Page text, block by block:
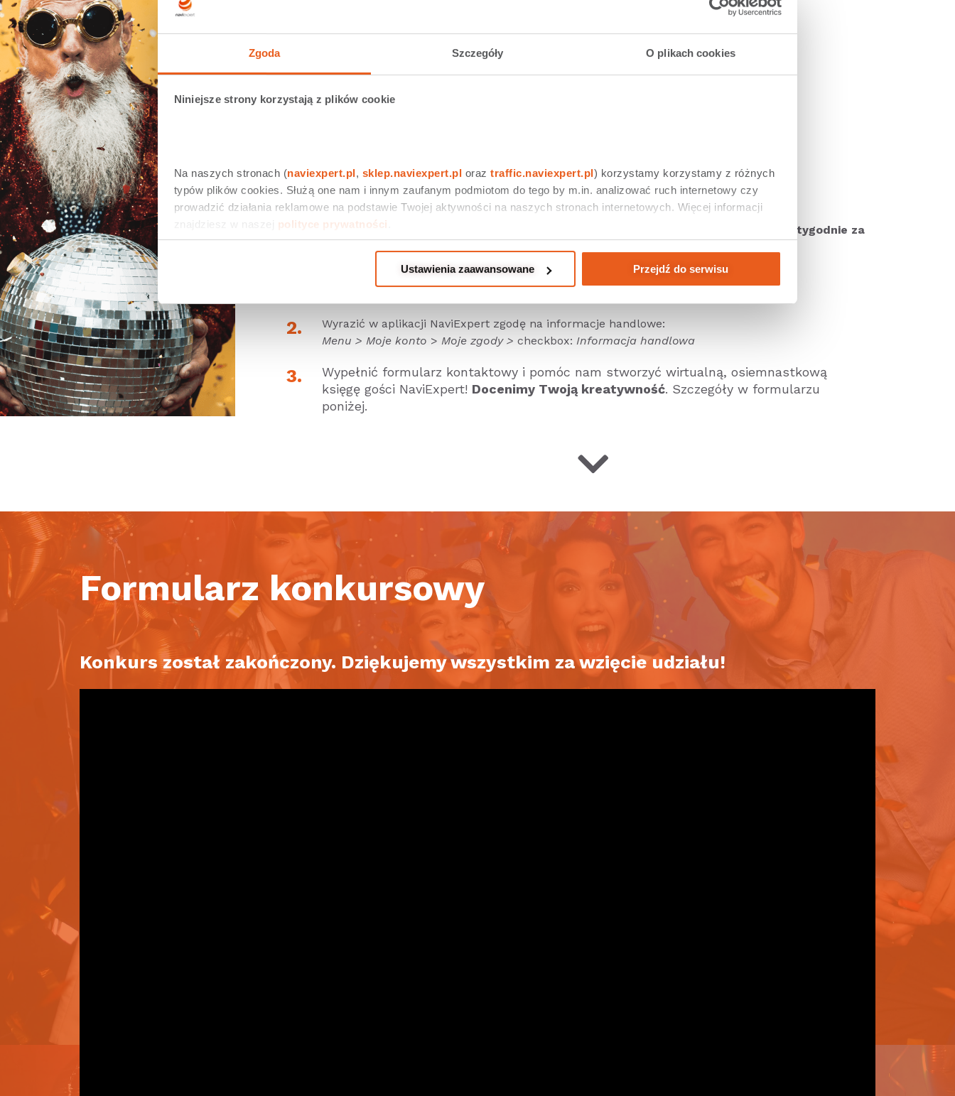
Zgoda Szczegóły O plikach cookies
Niniejsze strony korzystają z plików cookie
Na naszych stronach (naviexpert.pl, sklep.naviexpert.pl oraz traffic.naviexpert.pl) korzystamy korzystamy z różnych
typów plików cookies. Służą one nam i innym zaufanym podmiotom do tego by m.in. analizować ruch internetowy czy
prowadzić działania reklamowe na podstawie Twojej aktywności na naszych stronach internetowych. Więcej informacji
znajdziesz w naszej polityce prywatności
Ustawienia zaawansowane Przejdź do serwisu
Zasady konkursu
Aby wziąć udział w konkursie wystarczy:
–14 dniowy test nawigacji,
–subskrypcja miesięczna PL lub PL + EU,
– abonament 1 rok PL lub 1 rok PL + EUTERAZ 30% TANIEJ!
Nie masz jeszcze aplikacji? Pobierz z Google Play, App Store lub AppGallery i testuj
2 tygodnie za
2.
Wyrazić w aplikacji NaviExpert zgodę na informacje handlowe:
Menu > Moje konto > Moje zgody > checkbox: Informacja handlowa
3.
Wypełnić formularz kontaktowy i pomóc nam stworzyć wirtualną, osiemnastkową
księgę gości NaviExpert! Docenimy Twoją kreatywność. Szczegóły w formularzu
poniżej.
Formularz konkursowy
Konkurs został zakończony. Dziękujemy wszystkim za wzięcie udziału!